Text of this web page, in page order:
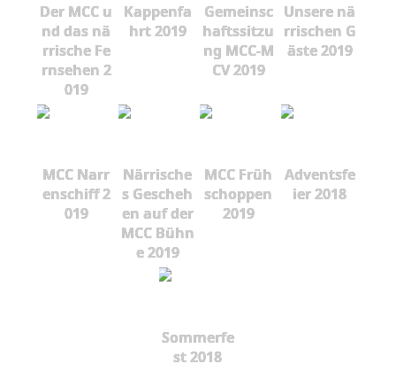
Der MCC u
nd das nä
rrische Fe
rnsehen 2
019
Kappenfa
hrt 2019
Gemeinsc
haftssitzu
ng MCC-M
CV 2019
Unsere nä
rrischen G
äste 2019
MCC Narr
enschiff 2
019
Närrische
s Gescheh
en auf der
MCC Bühn
e 2019
MCC Früh
schoppen
2019
Adventsfe
ier 2018
Sommerfe
st 2018